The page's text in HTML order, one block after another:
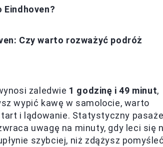
Czy warto rozważyć podróż
zaledwie 1 godzinę i 49 minut,
wypić kawę w samolocie, warto
i lądowanie. Statystyczny
uwagę na minuty, gdy leci się
szybciej, niż zdążysz